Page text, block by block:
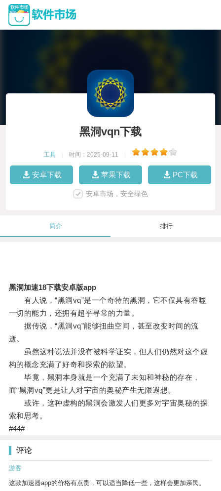
黑洞vqn下载
工具 时间：2025-09-11
安卓下载 苹果下载 PC下载
安卓市场，安全绿色
简介 排行
黑洞加速18下载安卓版app
有人说，“黑洞vq”是一个奇特的黑洞，它不仅具有吞噬
一切的能力，还拥有超乎寻常的力量。
据传说，“黑洞vq”能够扭曲空间，甚至改变时间的流
逝。
虽然这种说法并没有被科学证实，但人们仍然对这个虚
构的概念充满了好奇和探索的欲望。
毕竟，黑洞本身就是一个充满了未知和神秘的存在，
而“黑洞vq”更是让人对宇宙的奥秘产生无限遐想。
或许，这种虚构的黑洞会激发人们更多对宇宙奥秘的探
索和思考。
#44#
评论
游客
这款加速器app的价格有点贵，可以适当降低一些，这样会更加亲民。